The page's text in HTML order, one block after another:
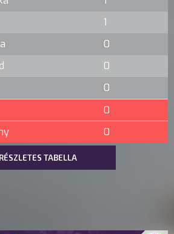
1
0
0
0
0
0
RÉSZLETES TABELLA